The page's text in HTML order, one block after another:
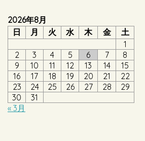
2026年8月
日
月 火 水 木 金
土
1
2
3 4 5 6 7
8
9
10 11 12 13 14
15
16
17 18 19 20 21
22
23
24 25 26 27 28
29
30
31
« 3月